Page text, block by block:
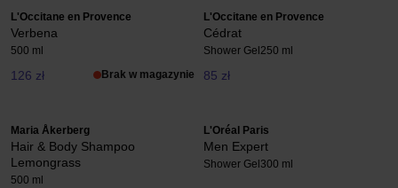
L'Occitane en Provence
Verbena
500 ml
126 zł Brak w magazynie
L'Occitane en Provence
Cédrat
Shower Gel 250 ml
85 zł
Maria Åkerberg
Hair & Body Shampoo
Lemongrass
500 ml
L'Oréal Paris
Men Expert
Shower Gel300 ml